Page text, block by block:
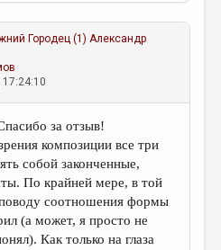
Городец (1) Александр
за отзыв!
композиции все три
собой законченные,
По крайней мере, в той
соотношения формы
(а может, я просто не
Как только на глаза